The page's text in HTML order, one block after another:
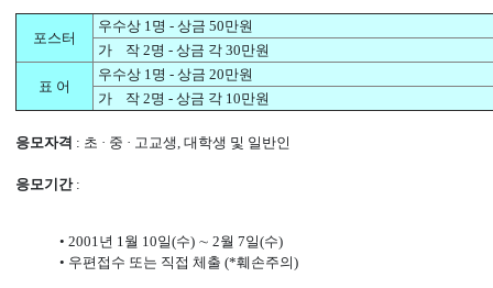
포스터
우수상 1명 - 상금 50만원
가 작 2명 - 상금 각 30만원
표 어
우수상 1명 - 상금 20만원
가 작 2명 - 상금 각 10만원
응모자격 : 초 · 중 · 고교생, 대학생 및 일반인
응모기간:
• 2001년 1월 10일(수) ∼ 2월 7일(수)
• 우편접수 또는 직접 체출 (*훼손주의)